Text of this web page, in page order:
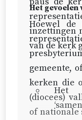
inzettingen
van de kerk
Het
Hoewel de
gemeente,
kerken die
(diocees)
of nationale
Het